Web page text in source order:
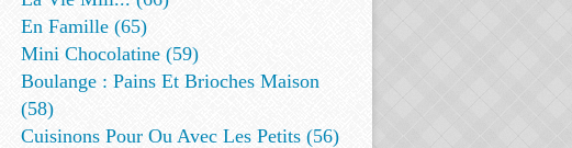
En Famille (65)
Mini Chocolatine (59)
Boulange : Pains Et Brioches Maison
(58)
Cuisinons Pour Ou Avec Les Petits (56)